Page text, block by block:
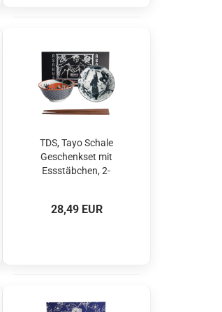
TDS, Tayo Schale
Geschenkset mit
Essstäbchen, 2-
Art.-Nr. 33604
28,49 EUR